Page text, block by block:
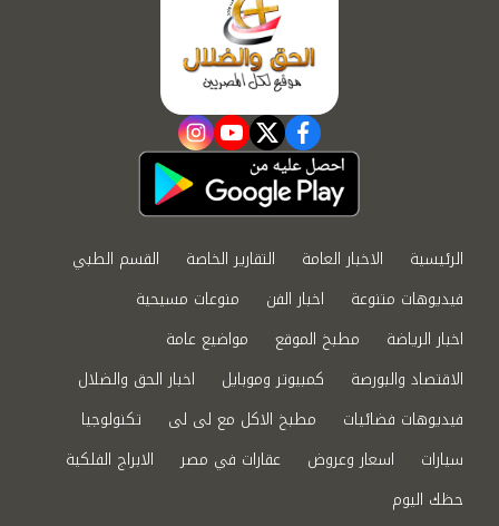
facebook
twitter
youtube
instagram
الرئيسية الاخبار العامة التقارير الخاصة
القسم الطبي
فيديوهات متنوعة
اخبار الفن
منوعات مسيحية
اخبار الرياضة
مطبخ الموقع
مواضيع عامة
الاقتصاد والبورصة
كمبيوتر وموبايل
اخبار الحق والضلال
فيديوهات فضائيات
مطبخ الاكل مع لى لى
تكنولوجيا
سيارات
اسعار وعروض عقارات في مصر
الابراج الفلكية
حظك اليوم